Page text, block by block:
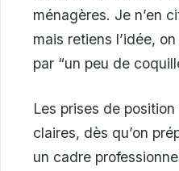
ménagères. Je n’en
mais retiens l’idée,
par “un peu de
Les prises de
claires, dès qu’on
un cadre